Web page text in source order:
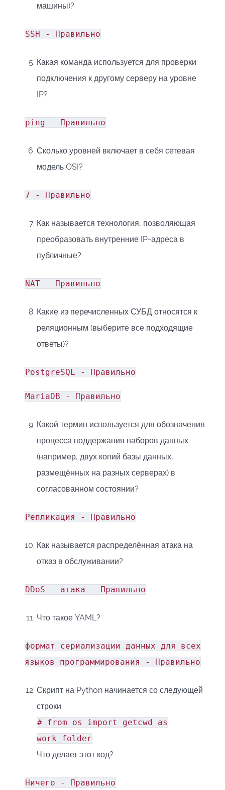
машины)?
SSH - Правильно
Какая команда используется для проверки
подключения к другому серверу на уровне
IP?
ping - Правильно
Сколько уровней включает в себя сетевая
модель OSI?
7 - Правильно
Как называется технология, позволяющая
преобразовать внутренние IP-адреса в
публичные?
NAT - Правильно
Какие из перечисленных СУБД относятся к
реляционным (выберите все подходящие
ответы)?
PostgreSQL - Правильно
MariaDB - Правильно
Какой термин используется для обозначения
процесса поддержания наборов данных
(например, двух копий базы данных,
размещённых на разных серверах) в
согласованном состоянии?
Репликация - Правильно
Как называется распределённая атака на
отказ в обслуживании?
DDoS - атака - Правильно
Что такое YAML?
формат сериализации данных для всех
языков программирования - Правильно
Скрипт на Python начинается со следующей
строки:
# from os import getcwd as
work_folder.
Что делает этот код?
Ничего - Правильно